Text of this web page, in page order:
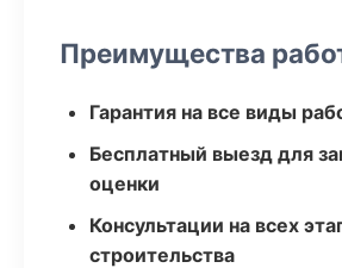
Преимущества
Гарантия на все виды
Бесплатный выезд для
оценки
Консультации на всех
строительства